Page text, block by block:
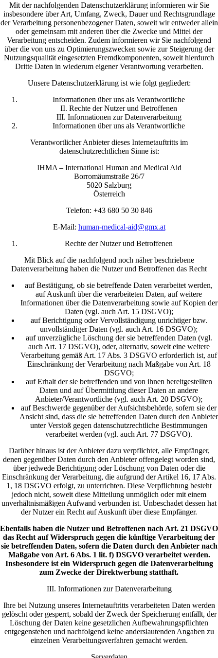
Mit der nachfolgenden Datenschutzerklärung informieren wir Sie
insbesondere über Art, Umfang, Zweck, Dauer und Rechtsgrundlage
der Verarbeitung personenbezogener Daten, soweit wir entweder allein
oder gemeinsam mit anderen über die Zwecke und Mittel der
Verarbeitung entscheiden. Zudem informieren wir Sie nachfolgend
über die von uns zu Optimierungszwecken sowie zur Steigerung der
Nutzungsqualität eingesetzten Fremdkomponenten, soweit hierdurch
Dritte Daten in wiederum eigener Verantwortung verarbeiten.
Unsere Datenschutzerklärung ist wie folgt gegliedert:
Informationen über uns als Verantwortliche
II. Rechte der Nutzer und Betroffenen
III. Informationen zur Datenverarbeitung
Informationen über uns als Verantwortliche
Verantwortlicher Anbieter dieses Internetauftritts im
datenschutzrechtlichen Sinne ist:
IHMA – International Human and Medical Aid
Borromäumstraße 26/7
5020 Salzburg
Österreich
Telefon: +43 680 50 30 846
E-Mail: human-medical-aid@gmx.at
Rechte der Nutzer und Betroffenen
Mit Blick auf die nachfolgend noch näher beschriebene
Datenverarbeitung haben die Nutzer und Betroffenen das Recht
auf Bestätigung, ob sie betreffende Daten verarbeitet werden,
auf Auskunft über die verarbeiteten Daten, auf weitere
Informationen über die Datenverarbeitung sowie auf Kopien der
Daten (vgl. auch Art. 15 DSGVO);
auf Berichtigung oder Vervollständigung unrichtiger bzw.
unvollständiger Daten (vgl. auch Art. 16 DSGVO);
auf unverzügliche Löschung der sie betreffenden Daten (vgl.
auch Art. 17 DSGVO), oder, alternativ, soweit eine weitere
Verarbeitung gemäß Art. 17 Abs. 3 DSGVO erforderlich ist, auf
Einschränkung der Verarbeitung nach Maßgabe von Art. 18
DSGVO;
auf Erhalt der sie betreffenden und von ihnen bereitgestellten
Daten und auf Übermittlung dieser Daten an andere
Anbieter/Verantwortliche (vgl. auch Art. 20 DSGVO);
auf Beschwerde gegenüber der Aufsichtsbehörde, sofern sie der
Ansicht sind, dass die sie betreffenden Daten durch den Anbieter
unter Verstoß gegen datenschutzrechtliche Bestimmungen
verarbeitet werden (vgl. auch Art. 77 DSGVO).
Darüber hinaus ist der Anbieter dazu verpflichtet, alle Empfänger,
denen gegenüber Daten durch den Anbieter offengelegt worden sind,
über jedwede Berichtigung oder Löschung von Daten oder die
Einschränkung der Verarbeitung, die aufgrund der Artikel 16, 17 Abs.
1, 18 DSGVO erfolgt, zu unterrichten. Diese Verpflichtung besteht
jedoch nicht, soweit diese Mitteilung unmöglich oder mit einem
unverhältnismäßigen Aufwand verbunden ist. Unbeschadet dessen hat
der Nutzer ein Recht auf Auskunft über diese Empfänger.
Ebenfalls haben die Nutzer und Betroffenen nach Art. 21 DSGVO
das Recht auf Widerspruch gegen die künftige Verarbeitung der
sie betreffenden Daten, sofern die Daten durch den Anbieter nach
Maßgabe von Art. 6 Abs. 1 lit. f) DSGVO verarbeitet werden.
Insbesondere ist ein Widerspruch gegen die Datenverarbeitung
zum Zwecke der Direktwerbung statthaft.
III. Informationen zur Datenverarbeitung
Ihre bei Nutzung unseres Internetauftritts verarbeiteten Daten werden
gelöscht oder gesperrt, sobald der Zweck der Speicherung entfällt, der
Löschung der Daten keine gesetzlichen Aufbewahrungspflichten
entgegenstehen und nachfolgend keine anderslautenden Angaben zu
einzelnen Verarbeitungsverfahren gemacht werden.